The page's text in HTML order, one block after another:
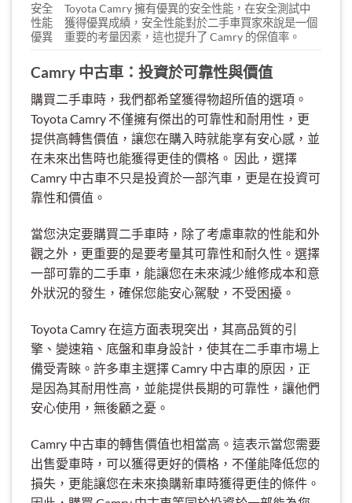
安全
性能
優異
Toyota Camry 擁有優異的安全性能，在安全測試中
獲得優異成績，安全性能對於二手車買家來說是一個
重要的考量因素，這也提升了 Camry 的保值率。
Camry 中古車：投資於可靠性與價值
購買二手車時，我們都希望獲得物超所值的選項。
Toyota Camry 不僅擁有傑出的可靠性和耐用性，更
提供高轉售價值，讓您在購入時就能享有安心感，並
在未來出售時也能獲得更佳的價格。 因此，選擇
Camry 中古車不只是投資於一部汽車，更是在投資可
靠性和價值。
當您決定要購買二手車時，除了考慮車款的性能和外
觀之外，更重要的是要考量其可靠性和耐久性。選擇
一部可靠的二手車，能讓您在未來減少維修成本和意
外狀況的發生，確保您能安心駕駛，不受困擾。
Toyota Camry 在這方面表現突出，其高品質的引
擎、變速箱、底盤和車身設計，使其在二手車市場上
備受青睞。許多車主選擇 Camry 中古車的原因，正
是因為其耐用性高，並能提供長期的可靠性，讓他們
安心使用，無後顧之憂。
Camry 中古車的轉售價值也相當高。這表示當您需要
出售愛車時，可以獲得更好的價格，不僅能降低您的
損失，更能讓您在未來換購新車時獲得更佳的條件。